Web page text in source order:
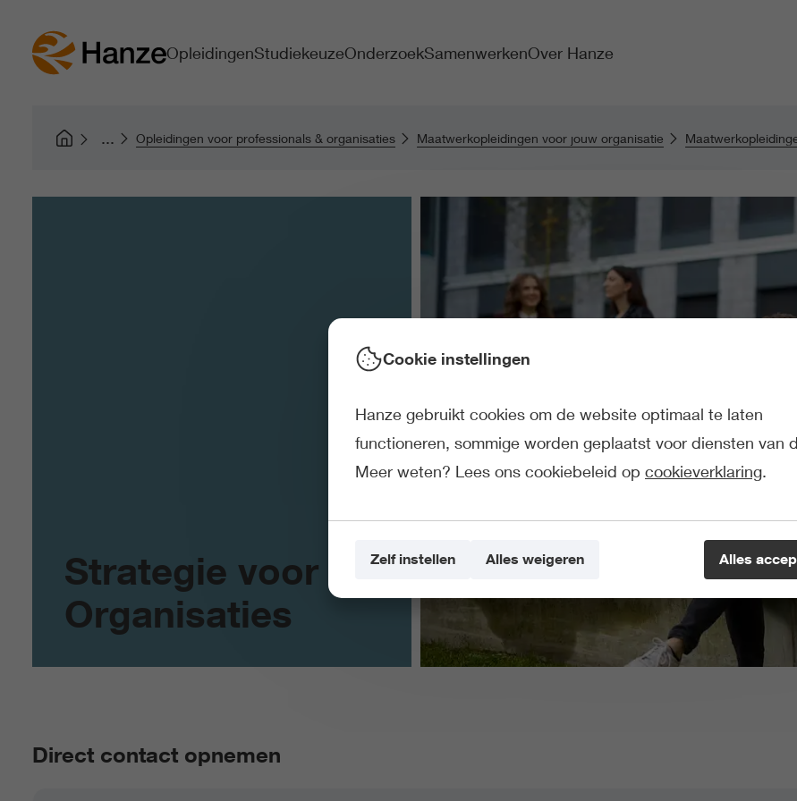
OpleidingenStudiekeuzeOnderzoekSamenwerkenOver Hanze
Opleidingen voor professionals & organisaties Maatwerkopleidingen voor jouw organisatie
Strategie voor
Organisaties
Direct contact opnemen
Cookie instellingen
Hanze gebruikt cookies om de website optimaal te laten
functioneren, sommige worden geplaatst voor diensten van
Meer weten? Lees ons cookiebeleid op cookieverklaring.
Alles
Zelf instellen Alles weigeren